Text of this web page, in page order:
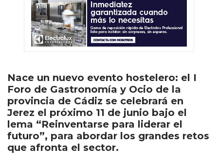
Nace un nuevo evento hostelero: el I
Foro de Gastronomía y Ocio de la
provincia de Cádiz se celebrará en
Jerez el próximo 11 de junio bajo el
lema “Reinventarse para liderar el
futuro”, para abordar los grandes retos
que afronta el sector.